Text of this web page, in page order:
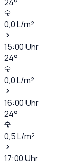
0,0L/m²
15:00Uhr
24°
0,0L/m²
16:00Uhr
24°
0,5L/m²
17:00Uhr